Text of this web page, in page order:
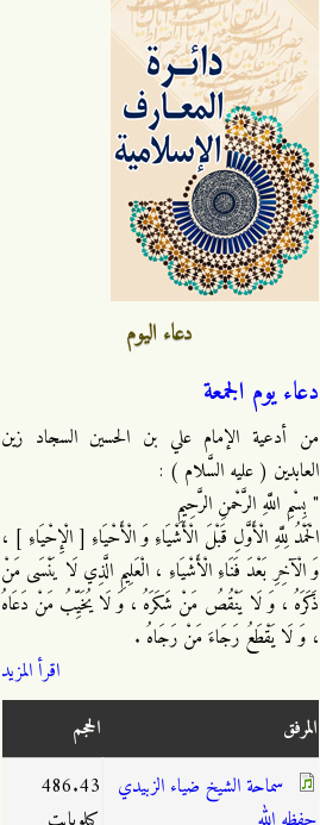
دعاء اليوم
دعاء يوم الجمعة
من أدعية الإمام علي بن الحسين السجاد زين
العابدين ( عليه السَّلام ) :
" بِسْمِ اللَّهِ الرَّحْمنِ الرَّحِيمِ
الْحَمْدُ لِلَّهِ الْأَوَّلِ قَبْلَ الْأَشْيَاءِ وَ الْأَحْيَاءِ [ الْإِحْيَاءِ ] ،
وَ الْآخِرِ بَعْدَ فَنَاءِ الْأَشْيَاءِ ، الْعَلِيمِ الَّذِي لَا يَنْسَى مَنْ
ذَكَرَهُ ، وَ لَا يَنْقُصُ مَنْ شَكَرَهُ ، وَ لَا يُخَيِّبُ مَنْ دَعَاهُ
، وَ لَا يَقْطَعُ رَجَاءَ مَنْ رَجَاهُ .
اقرأ المزيد
المرفق
الحجم
سماحة الشيخ ضياء الزبيدي
486.43